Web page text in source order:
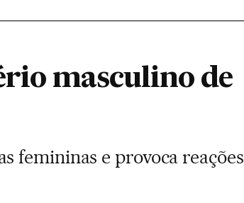
masculino de
femininas e provoca reações